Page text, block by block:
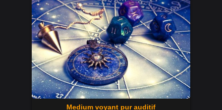
Medium voyant pur auditif